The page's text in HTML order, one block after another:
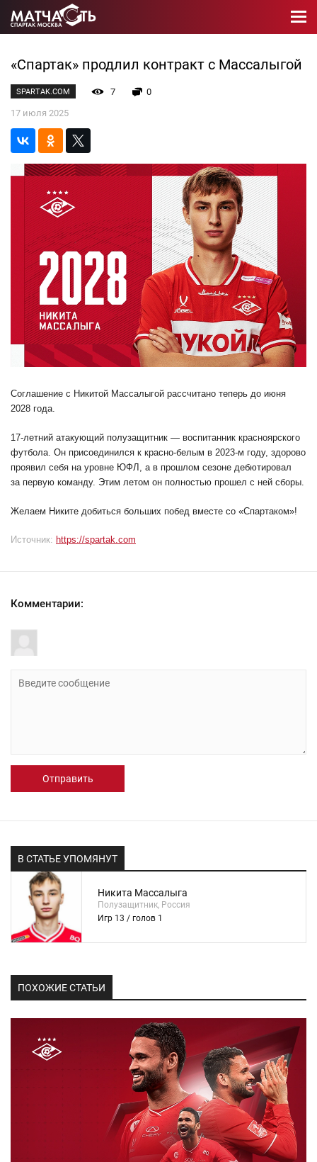
«Спартак» продлил контракт с Массалыгой
SPARTAK.COM 7
0
17 июля 2025
Соглашение с Никитой Массалыгой рассчитано теперь до июня
2028 года.
17-летний атакующий полузащитник — воспитанник красноярского
футбола. Он присоединился к красно-белым в 2023-м году, здорово
проявил себя на уровне ЮФЛ, а в прошлом сезоне дебютировал
за первую команду. Этим летом он полностью прошел с ней сборы.
Желаем Никите добиться больших побед вместе со «Спартаком»!
Источник: https://spartak.com
Комментарии:
Отправить
В СТАТЬЕ УПОМЯНУТ
Никита Массалыга
Полузащитник, Россия
Игр 13 / голов 1
ПОХОЖИЕ СТАТЬИ